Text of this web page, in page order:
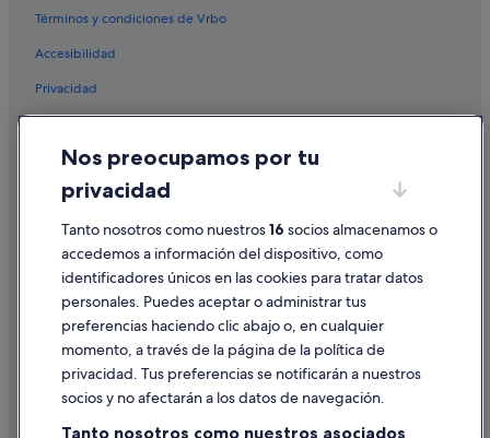
Términos y condiciones de Vrbo
Accesibilidad
Privacidad
Condiciones de uso
Información legal/contacto
Pautas sobre el contenido y cómo denunciar contenido
Ayuda
Cancelar un vuelo
Cancelar una reserva de hotel o de un alquiler vacacional
Nos preocupamos por tu
privacidad
Tanto nosotros como nuestros16 socios almacenamos o
accedemos a información del dispositivo, como
identificadores únicos en las cookies para tratar datos
personales. Puedes aceptar o administrar tus
preferencias haciendo clic abajo o, en cualquier
momento, a través de la página de la política de
privacidad. Tus preferencias se notificarán a nuestros
socios y no afectarán a los datos de navegación.
Tanto nosotros como nuestros asociados